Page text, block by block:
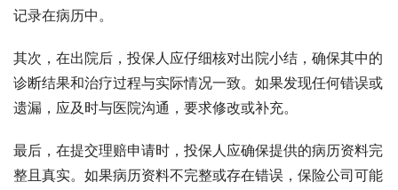
记录在病历中。
其次，在出院后，投保人应仔细核对出院小结，确保其中的
诊断结果和治疗过程与实际情况一致。如果发现任何错误或
遗漏，应及时与医院沟通，要求修改或补充。
最后，在提交理赔申请时，投保人应确保提供的病历资料完
整且真实。如果病历资料不完整或存在错误，保险公司可能